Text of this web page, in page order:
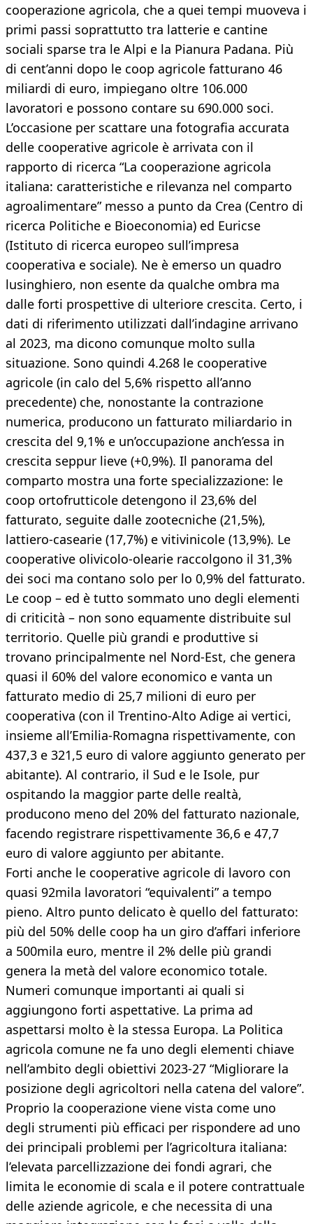
cooperazione agricola, che a quei tempi muoveva i
primi passi soprattutto tra latterie e cantine
sociali sparse tra le Alpi e la Pianura Padana. Più
di cent’anni dopo le coop agricole fatturano 46
miliardi di euro, impiegano oltre 106.000
lavoratori e possono contare su 690.000 soci.
L’occasione per scattare una fotografia accurata
delle cooperative agricole è arrivata con il
rapporto di ricerca “La cooperazione agricola
italiana: caratteristiche e rilevanza nel comparto
agroalimentare” messo a punto da Crea (Centro di
ricerca Politiche e Bioeconomia) ed Euricse
(Istituto di ricerca europeo sull’impresa
cooperativa e sociale). Ne è emerso un quadro
lusinghiero, non esente da qualche ombra ma
dalle forti prospettive di ulteriore crescita. Certo, i
dati di riferimento utilizzati dall’indagine arrivano
al 2023, ma dicono comunque molto sulla
situazione. Sono quindi 4.268 le cooperative
agricole (in calo del 5,6% rispetto all’anno
precedente) che, nonostante la contrazione
numerica, producono un fatturato miliardario in
crescita del 9,1% e un’occupazione anch’essa in
crescita seppur lieve (+0,9%). Il panorama del
comparto mostra una forte specializzazione: le
coop ortofrutticole detengono il 23,6% del
fatturato, seguite dalle zootecniche (21,5%),
lattiero-casearie (17,7%) e vitivinicole (13,9%). Le
cooperative olivicolo-olearie raccolgono il 31,3%
dei soci ma contano solo per lo 0,9% del fatturato.
Le coop – ed è tutto sommato uno degli elementi
di criticità – non sono equamente distribuite sul
territorio. Quelle più grandi e produttive si
trovano principalmente nel Nord-Est, che genera
quasi il 60% del valore economico e vanta un
fatturato medio di 25,7 milioni di euro per
cooperativa (con il Trentino-Alto Adige ai vertici,
insieme all’Emilia-Romagna rispettivamente, con
437,3 e 321,5 euro di valore aggiunto generato per
abitante). Al contrario, il Sud e le Isole, pur
ospitando la maggior parte delle realtà,
producono meno del 20% del fatturato nazionale,
facendo registrare rispettivamente 36,6 e 47,7
euro di valore aggiunto per abitante.
Forti anche le cooperative agricole di lavoro con
quasi 92mila lavoratori “equivalenti” a tempo
pieno. Altro punto delicato è quello del fatturato:
più del 50% delle coop ha un giro d’affari inferiore
a 500mila euro, mentre il 2% delle più grandi
genera la metà del valore economico totale.
Numeri comunque importanti ai quali si
aggiungono forti aspettative. La prima ad
aspettarsi molto è la stessa Europa. La Politica
agricola comune ne fa uno degli elementi chiave
nell’ambito degli obiettivi 2023-27 “Migliorare la
posizione degli agricoltori nella catena del valore”.
Proprio la cooperazione viene vista come uno
degli strumenti più efficaci per rispondere ad uno
dei principali problemi per l’agricoltura italiana:
l’elevata parcellizzazione dei fondi agrari, che
limita le economie di scala e il potere contrattuale
delle aziende agricole, e che necessita di una